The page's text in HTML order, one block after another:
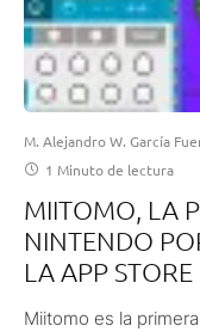
M. Alejandro W. García
1 Minuto de lectura
MIITOMO, LA
NINTENDO
LA APP STORE
Miitomo es la